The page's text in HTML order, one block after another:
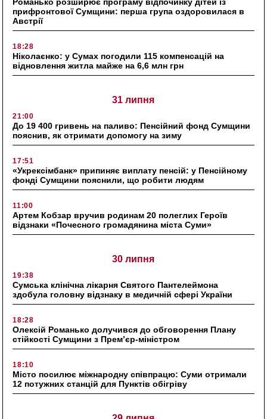
Романько розширює програму відпочинку дітей із
прифронтової Сумщини: перша група оздоровилася в
Австрії
18:28
Ніколаєнко: у Сумах погодили 115 компенсацій на
відновлення житла майже на 6,6 млн грн
31 липня
21:00
До 19 400 гривень на паливо: Пенсійний фонд Сумщини
пояснив, як отримати допомогу на зиму
17:51
«Укрексімбанк» припиняє виплату пенсій: у Пенсійному
фонді Сумщини пояснили, що робити людям
11:00
Артем Кобзар вручив родинам 20 полеглих Героїв
відзнаки «Почесного громадянина міста Суми»
30 липня
19:38
Сумська клінічна лікарня Святого Пантелеймона
здобула головну відзнаку в медичній сфері України
18:28
Олексій Романько долучився до обговорення Плану
стійкості Сумщини з Прем’єр-міністром
18:10
Місто посилює міжнародну співпрацю: Суми отримали
12 потужних станцій для Пунктів обігріву